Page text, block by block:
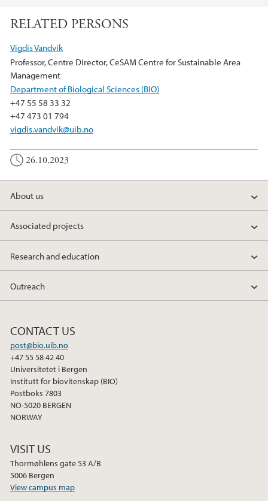
RELATED PERSONS
Vigdis Vandvik
Professor, Centre Director, CeSAM Centre for Sustainable Area
Management
Department of Biological Sciences (BIO)
+47 55 58 33 32
+47 473 01 794
vigdis.vandvik@uib.no
26.10.2023
About us
Associated projects
Research and education
Outreach
CONTACT US
post@bio.uib.no
+47 55 58 42 40
Universitetet i Bergen
Institutt for biovitenskap (BIO)
Postboks 7803
NO-5020 BERGEN
NORWAY
VISIT US
Thormøhlens gate 53 A/B
5006 Bergen
View campus map